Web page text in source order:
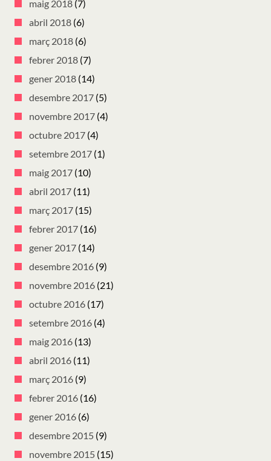
maig 2018 (7)
abril 2018 (6)
març 2018 (6)
febrer 2018 (7)
gener 2018 (14)
desembre 2017 (5)
novembre 2017 (4)
octubre 2017 (4)
setembre 2017 (1)
maig 2017 (10)
abril 2017 (11)
març 2017 (15)
febrer 2017 (16)
gener 2017 (14)
desembre 2016 (9)
novembre 2016 (21)
octubre 2016 (17)
setembre 2016 (4)
maig 2016 (13)
abril 2016 (11)
març 2016 (9)
febrer 2016 (16)
gener 2016 (6)
desembre 2015 (9)
novembre 2015 (15)